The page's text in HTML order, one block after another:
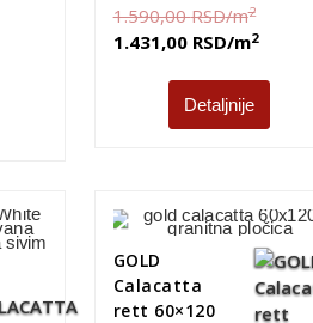
1.590,00RSD/m2
1.431,00 RSD/m2
Detaljnije
GOLD
Calacatta
rett 60×120